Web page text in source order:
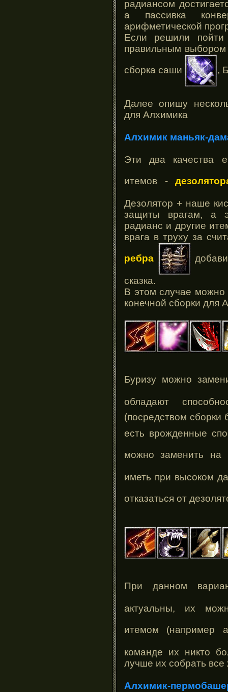
радиансом
а пассивка
арифметической
Если решили
правильным выбором
сборка саши ,
Далее опишу
для Алхимика
Алхимик маньяк-
Эти два качества
итемов -
Дезолятор + наше
защиты врагам, а
радианс и другие
врага в труху за
ребра
сказка.
В этом случае
конечной сборки для
Буризу можно
обладают
(посредством сборки
есть врожденные
можно заменить
иметь при высоком
отказаться от
При данном
актуальны, их
итемом (например
команде их никто
лучше их собрать
Алхимик-